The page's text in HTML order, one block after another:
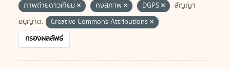
ภาพถ่ายดาวเทียม
คงสภาพ DGPS
สัญญา
อนุญาต:
Creative Commons Attributions
กรองผลลัพธ์